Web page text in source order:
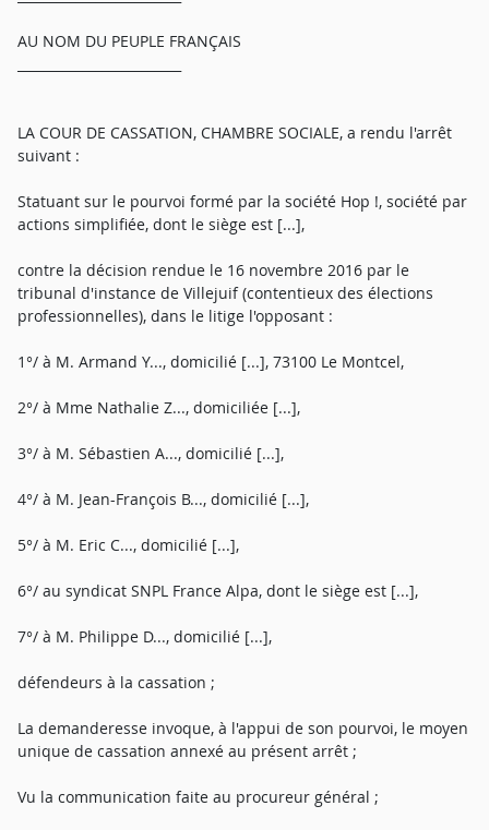
AU NOM DU PEUPLE FRANÇAIS
LA COUR DE CASSATION, CHAMBRE SOCIALE, a rendu l'arrêt
suivant :
Statuant sur le pourvoi formé par la société Hop !, société par
actions simplifiée, dont le siège est [...],
contre la décision rendue le 16 novembre 2016 par le
tribunal d'instance de Villejuif (contentieux des élections
professionnelles), dans le litige l'opposant :
1°/ à M. Armand Y..., domicilié [...], 73100 Le Montcel,
2°/ à Mme Nathalie Z..., domiciliée [...],
3°/ à M. Sébastien A..., domicilié [...],
4°/ à M. Jean-François B..., domicilié [...],
5°/ à M. Eric C..., domicilié [...],
6°/ au syndicat SNPL France Alpa, dont le siège est [...],
7°/ à M. Philippe D..., domicilié [...],
défendeurs à la cassation ;
La demanderesse invoque, à l'appui de son pourvoi, le moyen
unique de cassation annexé au présent arrêt ;
Vu la communication faite au procureur général ;